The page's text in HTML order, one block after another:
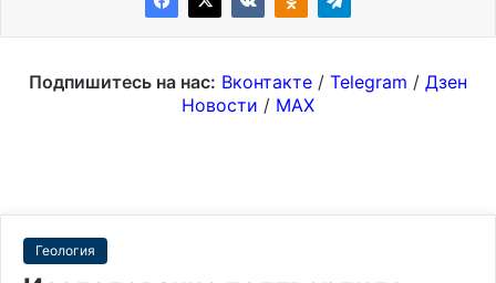
Подпишитесь на нас: Вконтакте / Telegram / Дзен
Новости / MAX